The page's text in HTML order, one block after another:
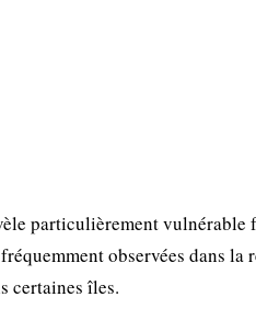
particulièrement vulnérable
observées dans la
certaines îles.